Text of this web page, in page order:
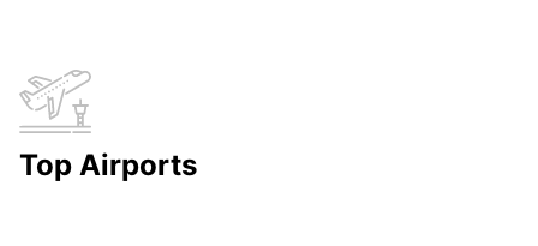
Top Airports